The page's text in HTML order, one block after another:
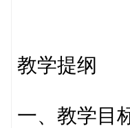
教学提纲
一、教学目